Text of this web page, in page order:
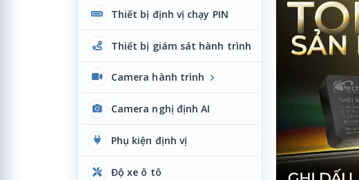
Thiết bị định vị chạy PIN
Thiết bị giám sát hành trình
Camera hành trình
Camera nghị định AI
Phụ kiện định vị
Độ xe ô tô